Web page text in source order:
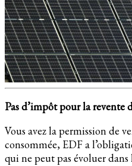
Pas d’impôt pour la revente
Vous avez la permission de
consommée, EDF a
qui ne peut pas évoluer dans